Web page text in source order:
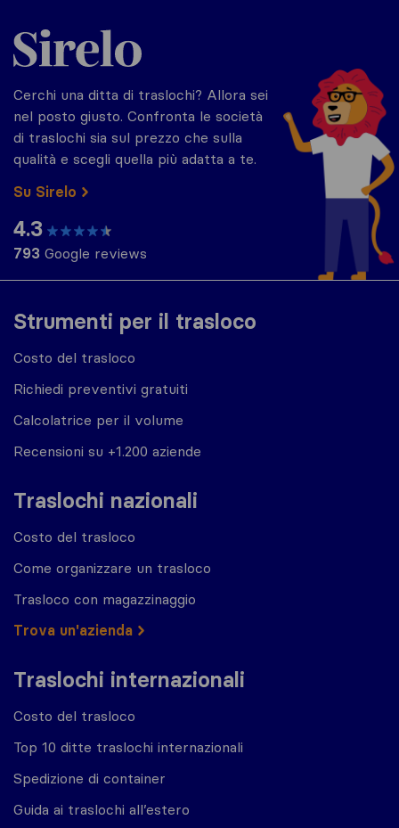
Strumenti per il trasloco
Costo del trasloco
Richiedi preventivi gratuiti
Calcolatrice per il volume
Recensioni su +1.200 aziende
Traslochi nazionali
Costo del trasloco
Come organizzare un trasloco
Trasloco con magazzinaggio
Trova un'azienda
Traslochi internazionali
Costo del trasloco
Top 10 ditte traslochi internazionali
Spedizione di container
Guida ai traslochi all’estero
Sirelo.it
Cerchi una ditta di traslochi? Allora sei
nel posto giusto. Confronta le società
di traslochi sia sul prezzo che sulla
qualità e scegli quella più adatta a te.
Su Sirelo
4.3
793 Google reviews